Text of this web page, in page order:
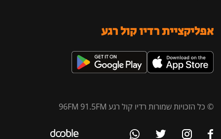
אפליקציית רדיו קול רגע
© כל הזכויות שמורות רדיו קול רגע 96FM 91.5FM